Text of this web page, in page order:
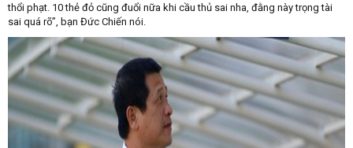
thổi phạt. 10 thẻ đỏ cũng đuổi nữa khi cầu thủ sai nha, đằng này trọng tài
sai quá rõ”, bạn Đức Chiến nói.